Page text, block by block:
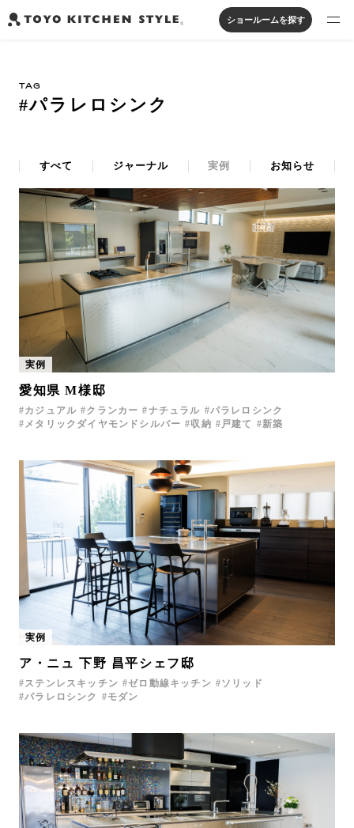
オープンキッチン
ペニンシュラキッチン
壁付けキッチン
システムキッチン
実例から探す
私たちについて
ジャーナルを読む
オンラインストア
お知らせ
カタログを見る
よくあるご質問
お問い合わせ
サポート
LANGUAGE :
JP
オンライン見積もり ショールームを探す
ショールームを探す
TAG
#パラレロシンク
すべて ジャーナル 実例 お知らせ
実例
愛知県 M様邸
カジュアル クランカー ナチュラル
パラレロシンク
メタリックダイヤモンドシルバー
収納 戸建て 新築
実例
ア・ニュ 下野 昌平シェフ邸
ステンレスキッチン ゼロ動線キッチン
ソリッド
パラレロシンク
モダン